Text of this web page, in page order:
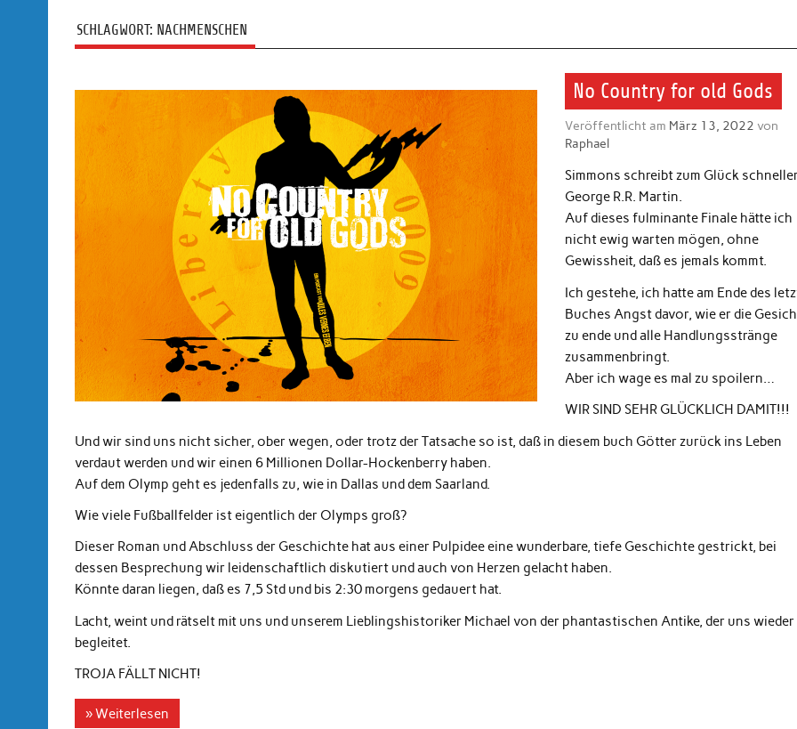
SCHLAGWORT: NACHMENSCHEN
No Country for old Gods
Veröffentlicht am März 13, 2022 von
Raphael
Simmons schreibt zum Glück
George R.R. Martin.
Auf dieses fulminante Finale hätte ich
nicht ewig warten mögen, ohne
Gewissheit, daß es jemals kommt.
Ich gestehe, ich hatte am Ende des
Buches Angst davor, wie er die
zu ende und alle Handlungsstränge
zusammenbringt.
Aber ich wage es mal zu spoilern…
WIR SIND SEHR GLÜCKLICH DAMIT!!!
Und wir sind uns nicht sicher, ober wegen, oder trotz der Tatsache so ist, daß in diesem buch Götter zurück ins Leben
verdaut werden und wir einen 6 Millionen Dollar-Hockenberry haben.
Auf dem Olymp geht es jedenfalls zu, wie in Dallas und dem Saarland.
Wie viele Fußballfelder ist eigentlich der Olymps groß?
Dieser Roman und Abschluss der Geschichte hat aus einer Pulpidee eine wunderbare, tiefe Geschichte gestrickt, bei
dessen Besprechung wir leidenschaftlich diskutiert und auch von Herzen gelacht haben.
Könnte daran liegen, daß es 7,5 Std und bis 2:30 morgens gedauert hat.
Lacht, weint und rätselt mit uns und unserem Lieblingshistoriker Michael von der phantastischen Antike, der uns wieder
begleitet.
TROJA FÄLLT NICHT!
» Weiterlesen